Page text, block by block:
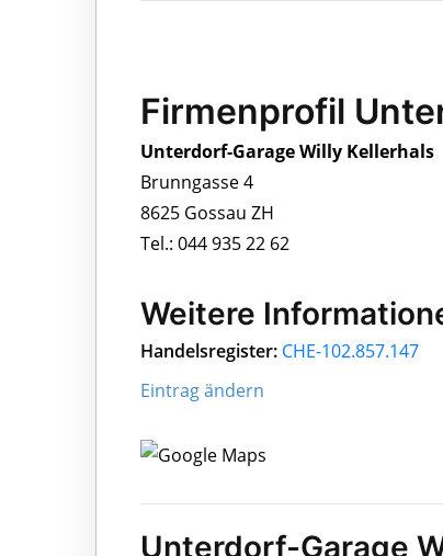
Firmenprofil
Unterdorf-Garage Willy Kellerhals
Brunngasse 4
8625 Gossau ZH
Tel.: 044 935 22 62
Weitere
Handelsregister: CHE-102.857.147
Eintrag ändern
Unterdorf-Garage